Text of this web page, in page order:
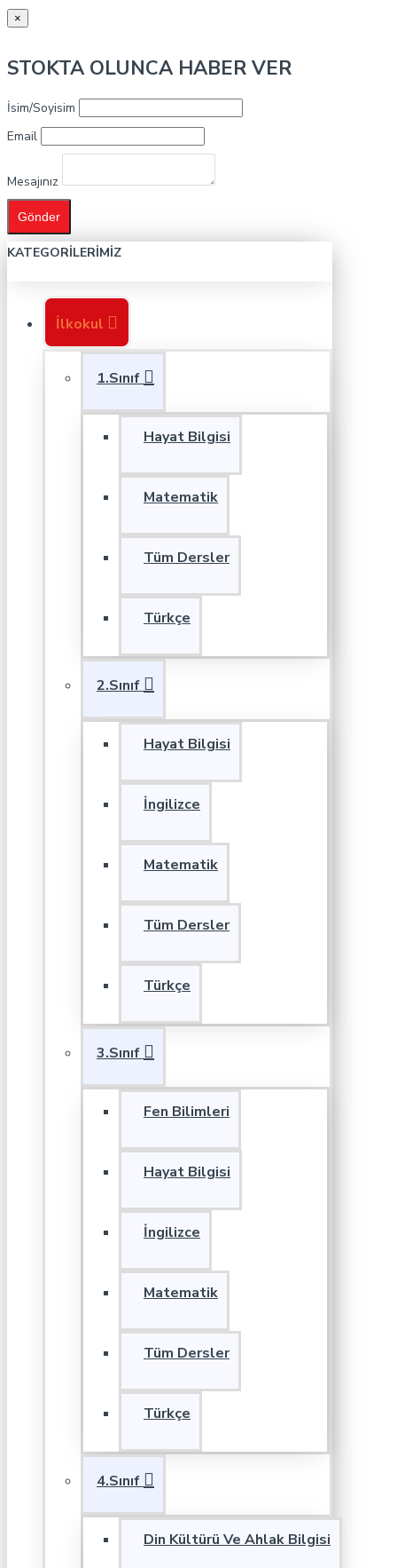
×
STOKTA OLUNCA HABER VER
İsim/Soyisim
Email
Mesajınız
Gönder
KATEGORILERIMIZ
İlkokul
1.Sınıf
Hayat Bilgisi
Matematik
Tüm Dersler
Türkçe
2.Sınıf
Hayat Bilgisi
İngilizce
Matematik
Tüm Dersler
Türkçe
3.Sınıf
Fen Bilimleri
Hayat Bilgisi
İngilizce
Matematik
Tüm Dersler
Türkçe
4.Sınıf
Din Kültürü Ve Ahlak Bilgisi